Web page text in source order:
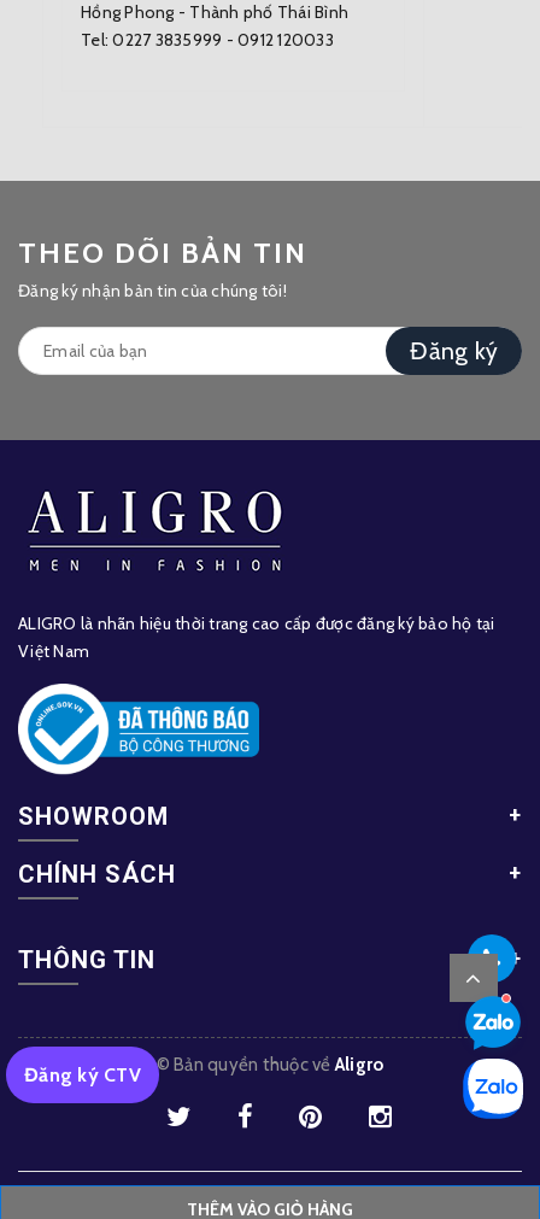
THÊM VÀO GIỎ HÀNG
Hồng Phong - Thành phố Thái Bình
Tel: 0227 3835999 - 0912 120033
THEO DÕI BẢN TIN
Đăng ký nhận bản tin của chúng tôi!
Đăng ký
ALIGRO là nhãn hiệu thời trang cao cấp được đăng ký bảo hộ tại
Việt Nam
SHOWROOM
CHÍNH SÁCH
THÔNG TIN
© Bản quyền thuộc vềAligro
Sản phẩm Tin tức
Đăng ký CTV